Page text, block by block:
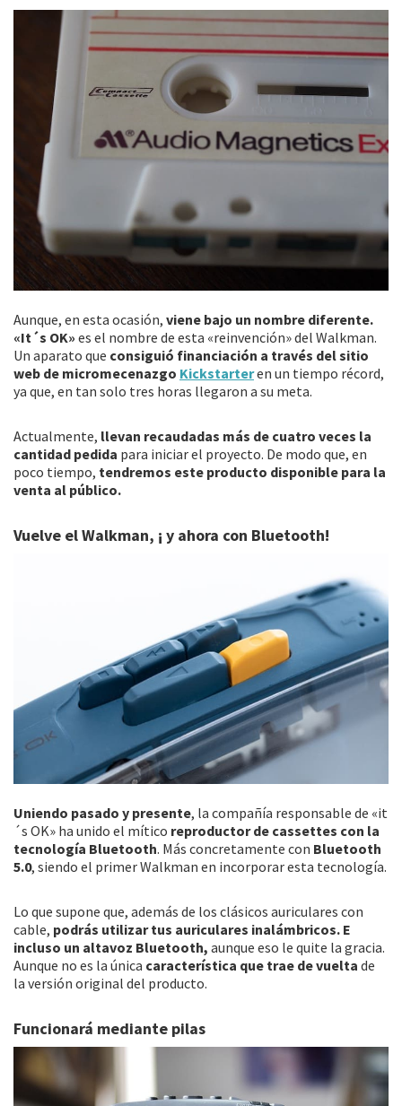
Aunque, en esta ocasión, viene bajo un nombre diferente.
«It´s OK» es el nombre de esta «reinvención» del Walkman.
Un aparato que consiguió financiación a través del sitio
web de micromecenazgo Kickstarteren un tiempo récord,
ya que, en tan solo tres horas llegaron a su meta.
Actualmente, llevan recaudadas más de cuatro veces la
cantidad pedida para iniciar el proyecto. De modo que, en
poco tiempo, tendremos este producto disponible para la
venta al público.
Vuelve el Walkman, ¡ y ahora con Bluetooth!
Uniendo pasado y presente, la compañía responsable de «it
´s OK» ha unido el mítico reproductor de cassettes con la
tecnología Bluetooth. Más concretamente con Bluetooth
5.0, siendo el primer Walkman en incorporar esta tecnología.
Lo que supone que, además de los clásicos auriculares con
cable, podrás utilizar tus auriculares inalámbricos. E
incluso un altavoz Bluetooth, aunque eso le quite la gracia.
Aunque no es la única característica que trae de vuelta de
la versión original del producto.
Funcionará mediante pilas